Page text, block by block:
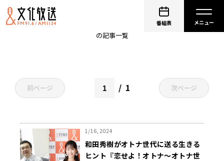
番組表
の記事一覧
前ページ 1 次ページ
1/16, 2024
和田秀樹がオトナ世代に送る生きる
ヒント『恋せよ！オトナ～オトナ世